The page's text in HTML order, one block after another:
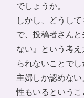
でしょうか。
しかし、どうし
で、投稿者さん
ない』という考
られないことで
主婦しか認めな
性もいるというこ